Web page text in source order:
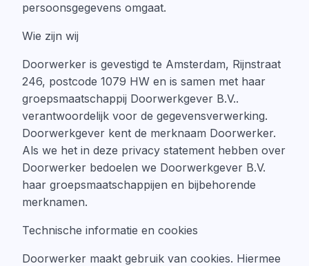
persoonsgegevens omgaat.
Wie zijn wij
Doorwerker is gevestigd te Amsterdam, Rijnstraat
246, postcode 1079 HW en is samen met haar
groepsmaatschappij Doorwerkgever B.V..
verantwoordelijk voor de gegevensverwerking.
Doorwerkgever kent de merknaam Doorwerker.
Als we het in deze privacy statement hebben over
Doorwerker bedoelen we Doorwerkgever B.V.
haar groepsmaatschappijen en bijbehorende
merknamen.
Technische informatie en cookies
Doorwerker maakt gebruik van cookies. Hiermee